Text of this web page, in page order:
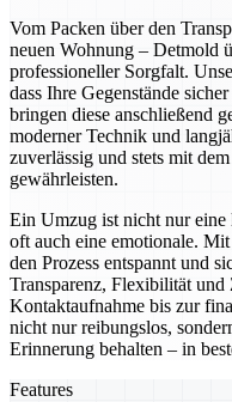
Vom Packen über den
neuen Wohnung – Detmold
professioneller Sorgfalt.
dass Ihre Gegenstände
bringen diese anschließend
moderner Technik und
zuverlässig und stets mit
gewährleisten.
Ein Umzug ist nicht nur eine
oft auch eine emotionale.
den Prozess entspannt und
Transparenz, Flexibilität und
Kontaktaufnahme bis zur
nicht nur reibungslos,
Erinnerung behalten – in
Features